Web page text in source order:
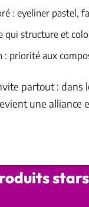
: eyeliner pastel,
qui structure et
: priorité aux
partout : dans
une alliance